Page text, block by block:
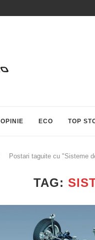
OPINIE ECO TOP
Postari taguite cu "Sisteme
TAG: